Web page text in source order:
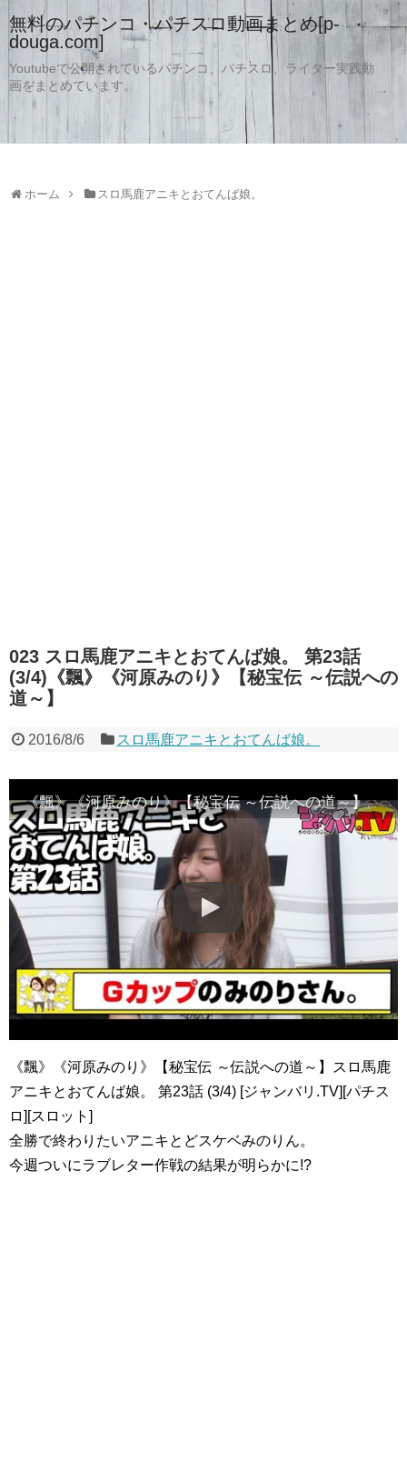
無料のパチンコ・パチスロ動画まとめ[p-
douga.com]
Youtubeで公開されているパチンコ、パチスロ、ライター実践動
画をまとめています。
ホーム スロ馬鹿アニキとおてんば娘。
023 スロ馬鹿アニキとおてんば娘。 第23話
(3/4)《飄》《河原みのり》【秘宝伝 ～伝説への
道～】
2016/8/6 スロ馬鹿アニキとおてんば娘。
《飄》《河原みのり》【秘宝伝 ～伝説への道～】スロ馬鹿アニキとおてんば娘。 第23話 (3/4) [ジャンバリ.TV][パチスロ][スロット]
《飄》《河原みのり》【秘宝伝 ～伝説への道～】スロ馬鹿
アニキとおてんば娘。 第23話 (3/4) [ジャンバリ.TV][パチス
ロ][スロット]
全勝で終わりたいアニキとどスケベみのりん。
今週ついにラブレター作戦の結果が明らかに!?